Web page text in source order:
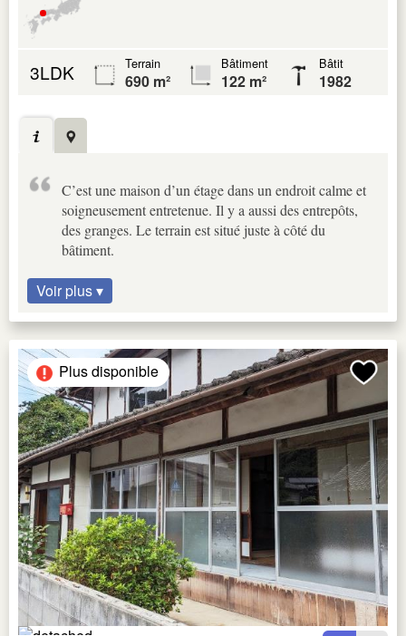
3LDK Terrain
690 m²
Bâtiment
122 m²
Bâtit
1982
C’est une maison d’un étage dans un endroit calme et
soigneusement entretenue. Il y a aussi des entrepôts,
des granges. Le terrain est situé juste à côté du
bâtiment.
Voir plus ▾
Plus disponible